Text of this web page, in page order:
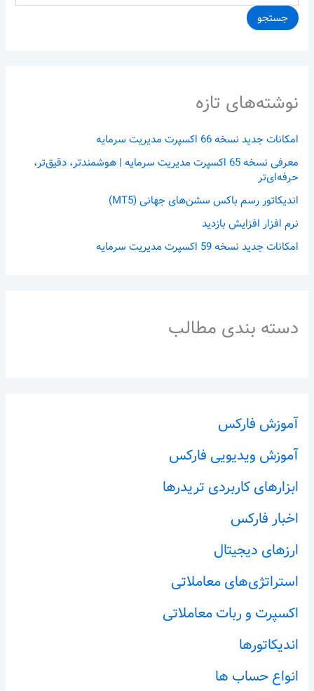
جستجو
نوشته‌های تازه
امکانات جدید نسخه 66 اکسپرت مدیریت سرمایه
معرفی نسخه 65 اکسپرت مدیریت سرمایه | هوشمندتر، دقیق‌تر،
حرفه‌ای‌تر
اندیکاتور رسم باکس سشن‌های جهانی (MT5)
نرم افزار افزایش بازدید
امکانات جدید نسخه 59 اکسپرت مدیریت سرمایه
دسته بندی مطالب
آموزش فارکس
آموزش ویدیویی فارکس
ابزارهای کاربردی تریدرها
اخبار فارکس
ارزهای دیجیتال
استراتژی‌های معاملاتی
اکسپرت و ربات معاملاتی
اندیکاتورها
انواع حساب ها